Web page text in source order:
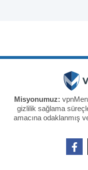
Misyonumuz:
gizlilik sağlama
amacına odaklanmış